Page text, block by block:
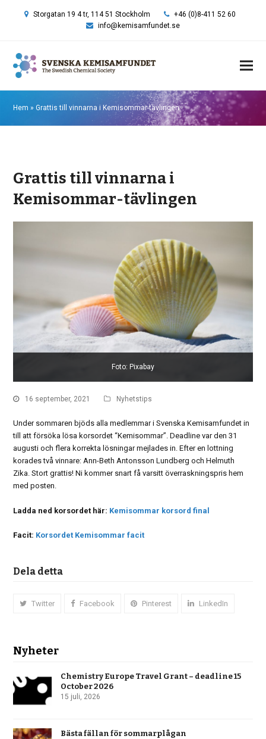
Storgatan 19 4 tr, 114 51 Stockholm
+46 (0)8-411 52 60
info@kemisamfundet.se
Hem »Grattis till vinnarna i Kemisommar-tävlingen
Grattis till vinnarna i
Kemisommar-tävlingen
Foto: Pixabay
16 september, 2021 Nyhetstips
Under sommaren bjöds alla medlemmar i Svenska Kemisamfundet in
till att försöka lösa korsordet “Kemisommar”. Deadline var den 31
augusti och flera korrekta lösningar mejlades in. Efter en lottning
korades två vinnare: Ann-Beth Antonsson Lundberg och Helmuth
Zika. Stort grattis! Ni kommer snart få varsitt överraskningspris hem
med posten.
Ladda ned korsordet här: Kemisommar korsord final
Facit: Korsordet Kemisommar facit
Dela detta
Twitter Facebook Pinterest LinkedIn
Nyheter
Chemistry Europe Travel Grant – deadline 15
October 2026
15 juli, 2026
Bästa fällan för sommarplågan